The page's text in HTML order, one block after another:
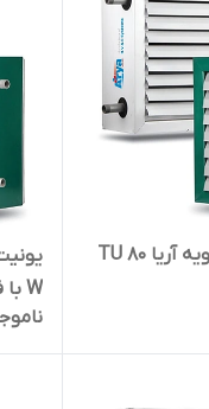
یونیت هیتر آب گرم تهویه آریا TU 80
W با فن 4 پر 1400 دور